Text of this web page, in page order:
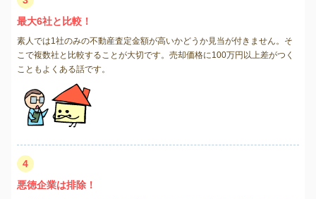
最大6社と比較！
素人では1社のみの不動産査定金額が高いかどうか見当が付きません。そ
こで複数社と比較することが大切です。売却価格に100万円以上差がつく
こともよくある話です。
4
悪徳企業は排除！